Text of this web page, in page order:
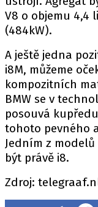
Máte
V8 o objemu 4,4
(484kW).
A ještě jedna
i8M, můžeme
kompozitních
BMW se v
posouvá
tohoto pevného
Jedním z
být právě i8.
Zdroj: